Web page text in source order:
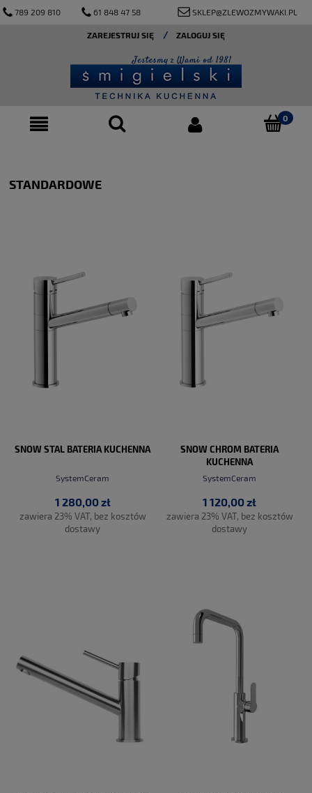
789 209 810 61 848 47 58 SKLEP@ZLEWOZMYWAKI.PL
ZAREJESTRUJ SIĘ ZALOGUJ SIĘ
STANDARDOWE
SNOW STAL BATERIA KUCHENNA
SystemCeram
1 280,00 zł
zawiera 23% VAT, bez kosztów
dostawy
SNOW CHROM BATERIA
KUCHENNA
SystemCeram
1 120,00 zł
zawiera 23% VAT, bez kosztów
dostawy